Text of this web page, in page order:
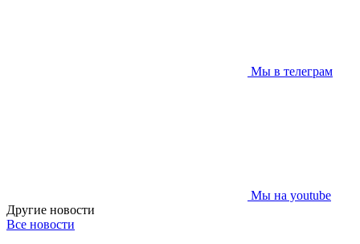
Мы в телеграм
Мы на youtube
Другие новости
Все новости